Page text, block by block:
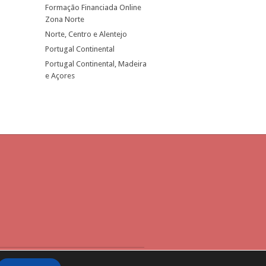
Formação Financiada Online
Zona Norte
Norte, Centro e Alentejo
Portugal Continental
Portugal Continental, Madeira
e Açores